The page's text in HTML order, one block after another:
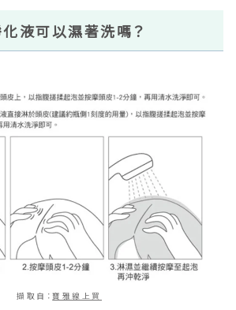
液可以濕著洗嗎？
擷取自：寶雅線上買